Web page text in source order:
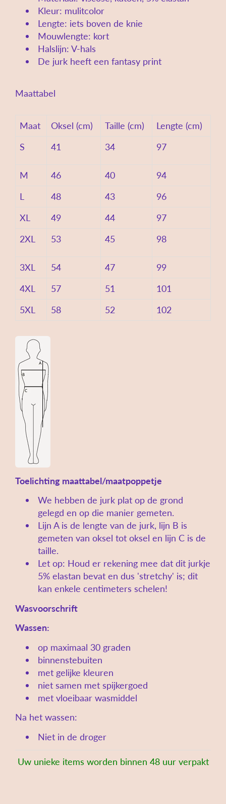
Kleur: mulitcolor
Lengte: iets boven de knie
Mouwlengte: kort
Halslijn: V-hals
De jurk heeft een fantasy print
Maattabel
Maat Oksel (cm) Taille (cm)
Lengte (cm)
S
41 34 97
M 46 40
94
L
48 43
96
XL
49 44
97
2XL
53 45 98
3XL 54 47
99
4XL
57 51
101
5XL
58 52 102
Toelichting maattabel/maatpoppetje
We hebben de jurk plat op de grond
gelegd en op die manier gemeten.
Lijn A is de lengte van de jurk, lijn B is
gemeten van oksel tot oksel en lijn C is de
taille.
Let op: Houd er rekening mee dat dit jurkje
5% elastan bevat en dus 'stretchy' is; dit
kan enkele centimeters schelen!
Wasvoorschrift
Wassen:
op maximaal 30 graden
binnenstebuiten
met gelijke kleuren
niet samen met spijkergoed
met vloeibaar wasmiddel
Na het wassen:
Niet in de droger
Uw unieke items worden binnen 48 uur verpakt